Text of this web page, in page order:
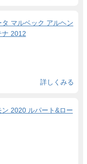
マルベック アルヘン
ナ 2012
詳しくみる
2020 ルパート&ロー